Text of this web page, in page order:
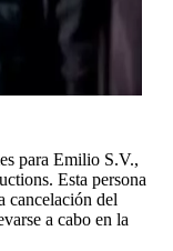
para Emilio S.V.,
Esta persona
cancelación del
a cabo en la